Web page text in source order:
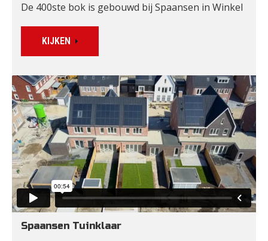
De 400ste bok is gebouwd bij Spaansen in Winkel
KIJKEN
Spaansen Tuinklaar